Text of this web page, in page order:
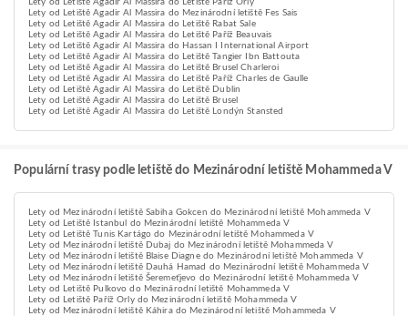
Lety od Letiště Agadir Al Massira do Letiště Paříž Orly
Lety od Letiště Agadir Al Massira do Mezinárodní letiště Fes Sais
Lety od Letiště Agadir Al Massira do Letiště Rabat Sale
Lety od Letiště Agadir Al Massira do Letiště Paříž Beauvais
Lety od Letiště Agadir Al Massira do Hassan I International Airport
Lety od Letiště Agadir Al Massira do Letiště Tangier Ibn Battouta
Lety od Letiště Agadir Al Massira do Letiště Brusel Charleroi
Lety od Letiště Agadir Al Massira do Letiště Paříž Charles de Gaulle
Lety od Letiště Agadir Al Massira do Letiště Dublin
Lety od Letiště Agadir Al Massira do Letiště Brusel
Lety od Letiště Agadir Al Massira do Letiště Londýn Stansted
Populární trasy podle letiště do Mezinárodní letiště Mohammeda V
Lety od Mezinárodní letiště Sabiha Gokcen do Mezinárodní letiště Mohammeda V
Lety od Letiště Istanbul do Mezinárodní letiště Mohammeda V
Lety od Letiště Tunis Kartágo do Mezinárodní letiště Mohammeda V
Lety od Mezinárodní letiště Dubaj do Mezinárodní letiště Mohammeda V
Lety od Mezinárodní letiště Blaise Diagne do Mezinárodní letiště Mohammeda V
Lety od Mezinárodní letiště Dauhá Hamad do Mezinárodní letiště Mohammeda V
Lety od Mezinárodní letiště Šeremeťjevo do Mezinárodní letiště Mohammeda V
Lety od Letiště Pulkovo do Mezinárodní letiště Mohammeda V
Lety od Letiště Paříž Orly do Mezinárodní letiště Mohammeda V
Lety od Mezinárodní letiště Káhira do Mezinárodní letiště Mohammeda V